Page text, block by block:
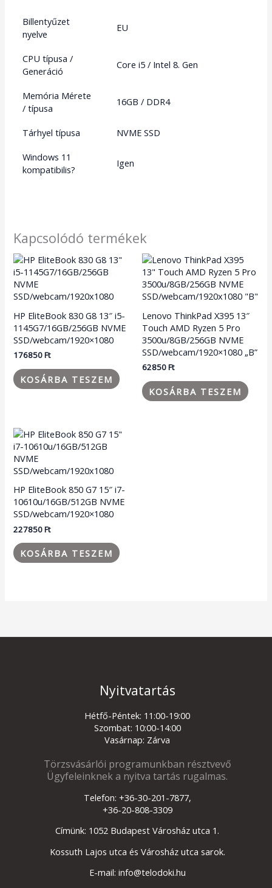
Billentyűzet
nyelve
EU
CPU típusa /
Generáció
Core i5 / Intel 8. Gen
Memória Mérete
/ típusa
16GB / DDR4
Tárhyel típusa
NVME SSD
Windows 11
kompatibilis?
Igen
Kapcsolódó termékek
HP EliteBook 830 G8 13″ i5-
1145G7/16GB/256GB NVME
SSD/webcam/1920×1080
176850Ft
KOSÁRBA TESZEM
Lenovo ThinkPad X395 13″
Touch AMD Ryzen 5 Pro
3500u/8GB/256GB NVME
SSD/webcam/1920×1080 „B”
62850Ft
KOSÁRBA TESZEM
HP EliteBook 850 G7 15″ i7-
10610u/16GB/512GB NVME
SSD/webcam/1920×1080
227850Ft
KOSÁRBA TESZEM
Nyitvatartás
Hétfő-Péntek: 11:00-19:00
Szombat: 10:00-14:00
Vasárnap: Zárva
Törzsvásárlói programunkban résztvevő
Ügyfeleinknek a nyitva tartás rugalmas.
Telefon: +36-30-201-7877,
+36-20-808-3309
Címünk: 1052 Budapest Városház utca 1.
Kossuth Lajos utca és Városház utca sarok.
E-mail: info@telodoki.hu